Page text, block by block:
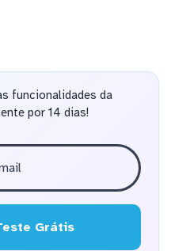
funcionalidades da
por 14 dias!
Grátis